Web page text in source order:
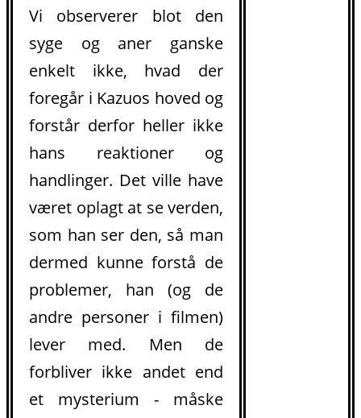
Vi observerer blot den
syge og aner ganske
enkelt ikke, hvad der
foregår i Kazuos hoved og
forstår derfor heller ikke
hans reaktioner og
handlinger. Det ville have
været oplagt at se verden,
som han ser den, så man
dermed kunne forstå de
problemer, han (og de
andre personer i filmen)
lever med. Men de
forbliver ikke andet end
et mysterium - måske